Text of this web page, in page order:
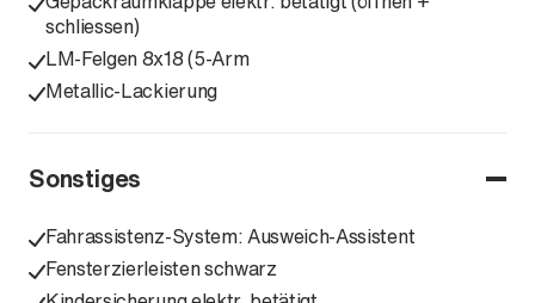
schliessen)
LM-Felgen 8x18 (5-Arm
Metallic-Lackierung
Sonstiges
Fahrassistenz-System: Ausweich-Assistent
Fensterzierleisten schwarz